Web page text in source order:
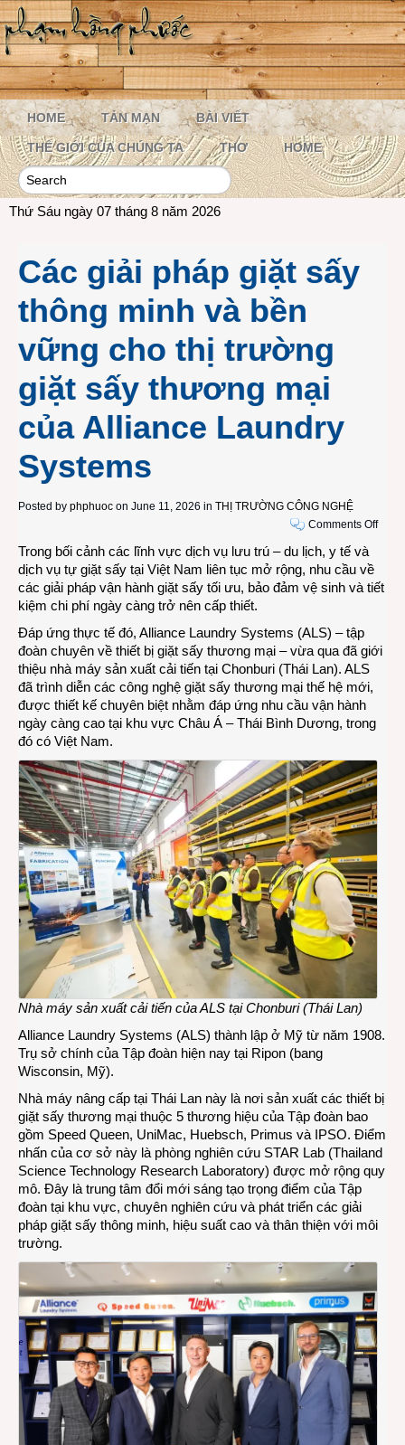
HOME TẢN MẠN BÀI VIẾT
THẾ GIỚI CỦA CHÚNG TA THƠ HOME
Thứ Sáu ngày 07 tháng 8 năm 2026
Các giải pháp giặt sấy
thông minh và bền
vững cho thị trường
giặt sấy thương mại
của Alliance Laundry
Systems
Posted by phphuoc on June 11, 2026 in THỊ TRƯỜNG CÔNG NGHỆ
Comments Offon
giặt
minh
Trong bối cảnh các lĩnh vực dịch vụ lưu trú – du lịch, y tế và
dịch vụ tự giặt sấy tại Việt Nam liên tục mở rộng, nhu cầu về
các giải pháp vận hành giặt sấy tối ưu, bảo đảm vệ sinh và tiết
kiệm chi phí ngày càng trở nên cấp thiết.
Đáp ứng thực tế đó, Alliance Laundry Systems (ALS) – tập
đoàn chuyên về thiết bị giặt sấy thương mại – vừa qua đã giới
thiệu nhà máy sản xuất cải tiến tại Chonburi (Thái Lan). ALS
đã trình diễn các công nghệ giặt sấy thương mại thế hệ mới,
được thiết kế chuyên biệt nhằm đáp ứng nhu cầu vận hành
ngày càng cao tại khu vực Châu Á – Thái Bình Dương, trong
đó có Việt Nam.
Nhà máy sản xuất cải tiến của ALS tại Chonburi (Thái Lan)
Alliance Laundry Systems (ALS) thành lập ở Mỹ từ năm 1908.
Trụ sở chính của Tập đoàn hiện nay tại Ripon (bang
Wisconsin, Mỹ).
Nhà máy nâng cấp tại Thái Lan này là nơi sản xuất các thiết bị
giặt sấy thương mại thuộc 5 thương hiệu của Tập đoàn bao
gồm Speed Queen, UniMac, Huebsch, Primus và IPSO. Điểm
nhấn của cơ sở này là phòng nghiên cứu STAR Lab (Thailand
Science Technology Research Laboratory) được mở rộng quy
mô. Đây là trung tâm đổi mới sáng tạo trọng điểm của Tập
đoàn tại khu vực, chuyên nghiên cứu và phát triển các giải
pháp giặt sấy thông minh, hiệu suất cao và thân thiện với môi
trường.